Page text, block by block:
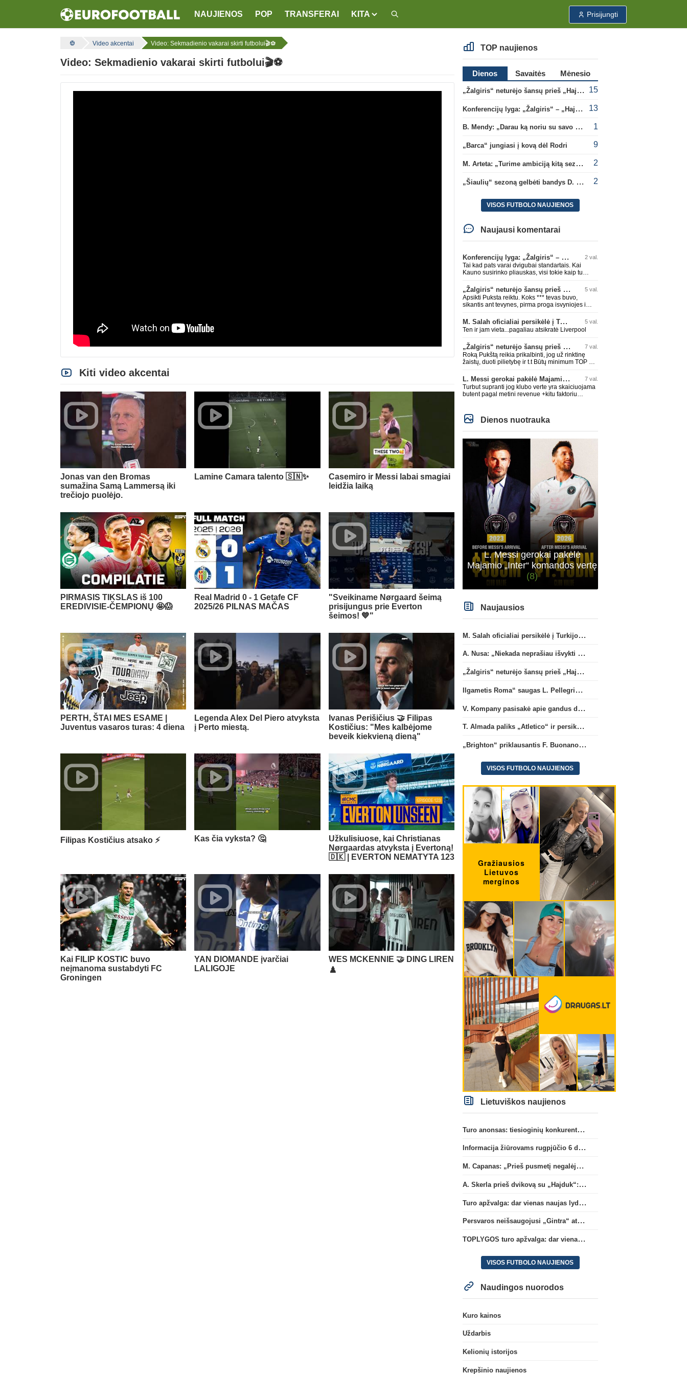
NAUJIENOS POP TRANSFERAI KITA Prisijungti
Video akcentai Video: Sekmadienio vakarai skirti futbolui🎬⚽️
Video: Sekmadienio vakarai skirti futbolui🎬⚽️
Kiti video akcentai
Jonas van den Bromas
sumažina Samą Lammersą iki
trečiojo puolėjo.
Lamine Camara talento 🇸🇳✨
Casemiro ir Messi labai smagiai
leidžia laiką
PIRMASIS TIKSLAS iš 100
EREDIVISIE-ČEMPIONŲ 🤩😱
Real Madrid 0 - 1 Getafe CF
2025/26 PILNAS MAČAS
"Sveikiname Nørgaard šeimą
prisijungus prie Everton
šeimos! 💙"
PERTH, ŠTAI MES ESAME |
Juventus vasaros turas: 4 diena
Legenda Alex Del Piero atvyksta
į Perto miestą.
Ivanas Perišičius 🤝 Filipas
Kostičius: "Mes kalbėjome
beveik kiekvieną dieną"
Filipas Kostičius atsako ⚡ Kas čia vyksta? 🤔
Užkulisiuose, kai Christianas
Nørgaardas atvyksta į Evertoną!
🇩🇰 | EVERTON NEMATYTA 123
Kai FILIP KOSTIC buvo
neįmanoma sustabdyti FC
Groningen
YAN DIOMANDE įvarčiai
LALIGOJE
WES MCKENNIE 🤝 DING LIREN
♟️
TOP naujienos
Dienos Savaitės
Mėnesio
„Žalgiris“ neturėjo šansų prieš „Hajduk“
15
Konferencijų lyga: „Žalgiris“ – „Hajduk“ (rungtynės tiesiogiai) 13
B. Mendy: „Darau ką noriu su savo pasaulio čempionato titulu“ 1
„Barca“ jungiasi į kovą dėl Rodri 9
M. Arteta: „Turime ambiciją kitą sezoną kovoti dėl visų titulų“ 2
„Šiaulių“ sezoną gelbėti bandys D. Lastauskas 2
VISOS FUTBOLO NAUJIENOS
Naujausi komentarai
Konferencijų lyga: „Žalgiris“ – „Hajduk“ (rungtynės tiesiogiai) 2 val.
Tai kad pats varai dvigubai standartais. Kai
Kauno susirinko pliauskas, visi tokie kaip tu
biudežetus net nekalbėjot. Dabar kai Spartakas
gavo per rudają, tai jau pz BIUDŽETAS daug
didesnis. Tfu ant tokių.
„Žalgiris“ neturėjo šansų prieš „Hajduk“ 5 val.
Apsikti Puksta reiktu. Koks *** tevas buvo,
sikantis ant tevynes, pirma proga isvyniojes i
lietuviskai...ir dar pasimaives pries ziurovus po
golo...aciu, ne...nebent vertybiu neturintis
laurynas ikalbins
M. Salah oficialiai persikėlė į Turkijos ekipą „Trabzonspor“ 5 val.
Ten ir jam vieta...pagaliau atsikratė Liverpool
„Žalgiris“ neturėjo šansų prieš „Hajduk“ 7 val.
Roką Pukštą reikia prikalbinti, jog už rinktinę
žaistų, duoti pilietybę ir t.t Būtų minimum TOP 2
taio judės, bus per vėlu po to, nes JAV ji
pasikvies žaisti.
L. Messi gerokai pakėlė Majamio „Inter“ komandos vertę 7 val.
Turbut supranti jog klubo verte yra skaiciuojama
butent pagal metini revenue +kitu faktoriu
eile kitu dalyku. O tavo pamineta Barca kuo
puikiausiai sugeneravo rekordini 1.1B revenue,
kas stipriai prisidejo prie milzinisko klubo vertes
suoli siemet. Be to, tie 200 pamineti cia yra
visiskai on-point, jeigu jau musu mylimas D.
prasneko apie klubo vertes kelima, arba CR
atveju - numusima.
Dienos nuotrauka
L. Messi gerokai pakėlė
Majamio „Inter“ komandos vertę
(8)
Naujausios
M. Salah oficialiai persikėlė į Turkijos ekipą „Trabzonspor“
A. Nusa: „Niekada neprašiau išvykti iš „RB Leipzig“ klubo“
„Žalgiris“ neturėjo šansų prieš „Hajduk“
Ilgametis Roma“ saugas L. Pellegrini dar metams liks šiame klube
V. Kompany pasisakė apie gandus dėl M. Olise ateities „Bayern“ gretose
T. Almada paliks „Atletico“ ir persikels į legendinę Argentinos ekipą
„Brighton“ priklausantis F. Buonanotte karjerą pratęs Ispanijoje
VISOS FUTBOLO NAUJIENOS
Lietuviškos naujienos
Turo anonsas: tiesioginių konkurentų dvikova Gargžduose
Informacija žiūrovams rugpjūčio 6 d. UEFA rungtynėms
M. Capanas: „Prieš pusmetį negalėjau net įsivaizduoti, kad žaisime prieš „Hajduk“
A. Skerla prieš dvikovą su „Hajduk“: „Tai kito kalibro komanda“
Turo apžvalga: dar vienas naujas lyderis
Persvaros neišsaugojusi „Gintra“ atrankos pusfinalyje nusileido Škotijos čempionėms
TOPLYGOS turo apžvalga: dar vienas naujas lyderis
VISOS FUTBOLO NAUJIENOS
Naudingos nuorodos
Kuro kainos
Uždarbis
Kelionių istorijos
Krepšinio naujienos